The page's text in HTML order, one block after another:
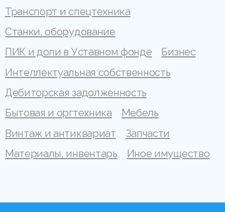
Транспорт и спецтехника
Станки, оборудование
ПИК и доли в Уставном фонде
Бизнес
Интеллектуальная собственность
Дебиторская задолженность
Бытовая и оргтехника
Мебель
Винтаж и антиквариат
Запчасти
Материалы, инвентарь
Иное имущество